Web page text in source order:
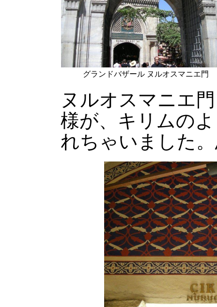
グランドバザール ヌルオスマニエ門
ヌルオスマニエ
様が、キリムの
れちゃいました